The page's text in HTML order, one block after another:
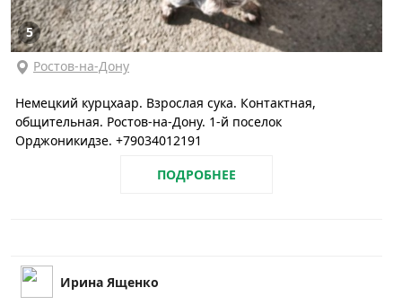
5
Ростов-на-Дону
Немецкий курцхаар. Взрослая сука. Контактная,
общительная. Ростов-на-Дону. 1-й поселок
Орджоникидзе. +79034012191
ПОДРОБНЕЕ
Ирина Ященко